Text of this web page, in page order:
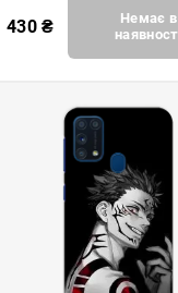
430₴
Немає в